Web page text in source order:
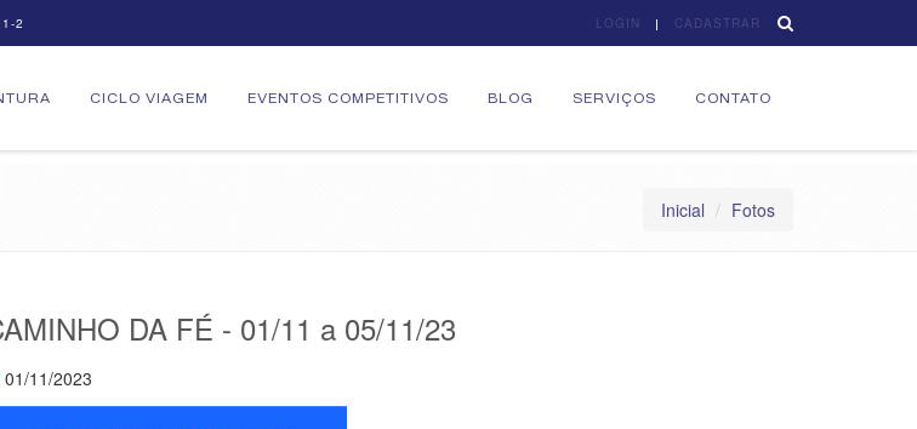
2 LOGIN CADASTRAR
CICLO VIAGEM EVENTOS COMPETITIVOS BLOG SERVIÇOS CONTATO
Inicial Fotos
DA FÉ - 01/11 a 05/11/23
01/11/2023